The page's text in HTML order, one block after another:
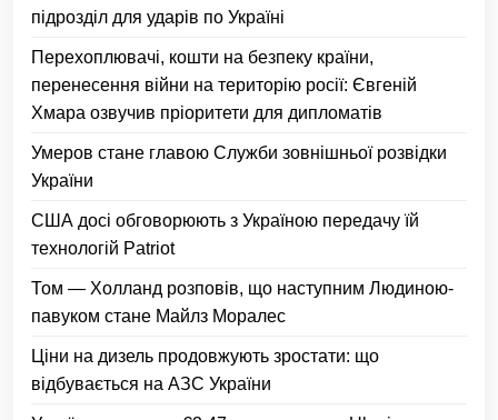
підрозділ для ударів по Україні
Перехоплювачі, кошти на безпеку країни,
перенесення війни на територію росії: Євгеній
Хмара озвучив пріоритети для дипломатів
Умеров стане главою Служби зовнішньої розвідки
України
США досі обговорюють з Україною передачу їй
технологій Patriot
Том — Холланд розповів, що наступним Людиною-
павуком стане Майлз Моралес
Ціни на дизель продовжують зростати: що
відбувається на АЗС України